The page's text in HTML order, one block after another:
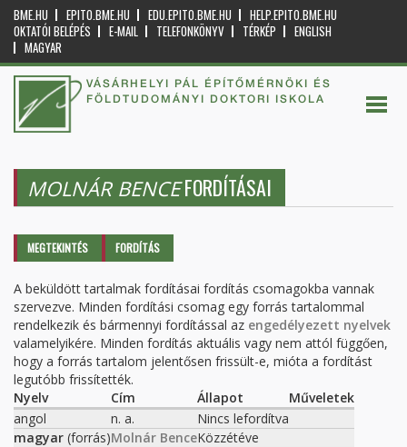
BME.HU EPITO.BME.HU EDU.EPITO.BME.HU
HELP.EPITO.BME.HU
OKTATÓI BELÉPÉS
E-MAIL TELEFONKÖNYV TÉRKÉP
ENGLISH
MAGYAR
VÁSÁRHELYI PÁL ÉPÍTŐMÉRNÖKI ÉS
FÖLDTUDOMÁNYI DOKTORI ISKOLA
MOLNÁR BENCEFORDÍTÁSAI
Elsődleges fülek
MEGTEKINTÉS FORDÍTÁS
A beküldött tartalmak fordításai fordítás csomagokba vannak
szervezve. Minden fordítási csomag egy forrás tartalommal
rendelkezik és bármennyi fordítással az engedélyezett nyelvek
valamelyikére. Minden fordítás aktuális vagy nem attól függően,
hogy a forrás tartalom jelentősen frissült-e, mióta a fordítást
legutóbb frissítették.
Nyelv
Cím Állapot
Műveletek
angol
n. a.
Nincs lefordítva
magyar (forrás)Molnár BenceKözzétéve